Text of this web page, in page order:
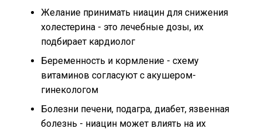
Желание принимать ниацин для снижения
холестерина - это лечебные дозы, их
подбирает кардиолог
Беременность и кормление - схему
витаминов согласуют с акушером-
гинекологом
Болезни печени, подагра, диабет, язвенная
болезнь - ниацин может влиять на их